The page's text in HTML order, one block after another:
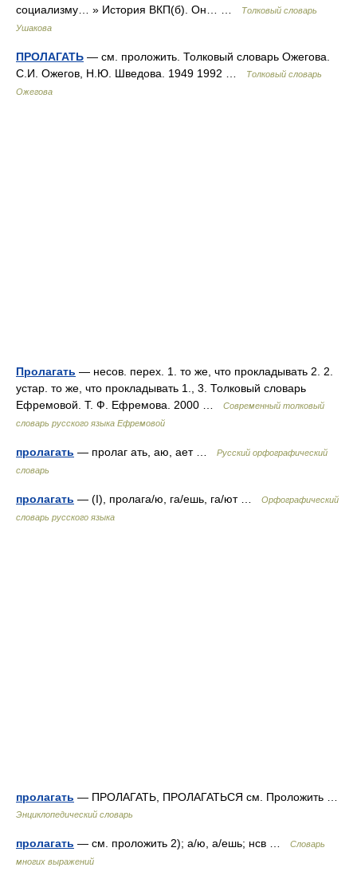
социализму… » История ВКП(б). Он… …
Толковый словарь
Ушакова
ПРОЛАГАТЬ — см. проложить. Толковый словарь Ожегова.
С.И. Ожегов, Н.Ю. Шведова. 1949 1992 …
Толковый словарь
Ожегова
Пролагать — несов. перех. 1. то же, что прокладывать 2. 2.
устар. то же, что прокладывать 1., 3. Толковый словарь
Ефремовой. Т. Ф. Ефремова. 2000 …
Современный толковый
словарь русского языка Ефремовой
пролагать — пролаг ать, аю, ает …
Русский орфографический
словарь
пролагать — (I), пролага/ю, га/ешь, га/ют …
Орфографический
словарь русского языка
пролагать — ПРОЛАГАТЬ, ПРОЛАГАТЬСЯ см. Проложить …
Энциклопедический словарь
пролагать — см. проложить 2); а/ю, а/ешь; нсв …
Словарь
многих выражений